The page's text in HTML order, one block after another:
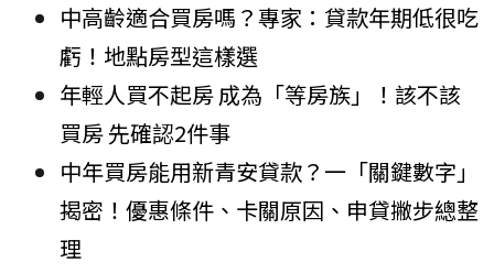
中高齡適合買房嗎？專家：貸款年期低很吃
虧！地點房型這樣選
年輕人買不起房 成為「等房族」！該不該
買房 先確認2件事
中年買房能用新青安貸款？一「關鍵數字」
揭密！優惠條件、卡關原因、申貸撇步總整
理